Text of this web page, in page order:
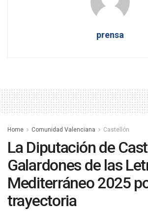
prensa
Home Comunidad Valenciana Castellón
La Diputación de
Galardones de las
Mediterráneo 2025
trayectoria